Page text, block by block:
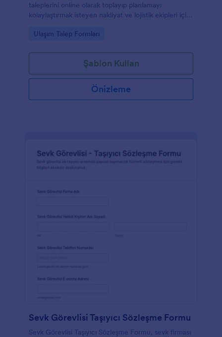
taleplerini online olarak toplayıp planlamayı
kolaylaştırmak isteyen nakliyat ve lojistik ekipleri için
sağlar.
Go to Category:
Ulaşım Talep Formları
Şablon Kullan
Önizleme
Sevk Görevlisi Taşıyıcı Sözleşme Formu
Sevk Görevlisi Taşıyıcı Sözleşme Formu, sevk firması